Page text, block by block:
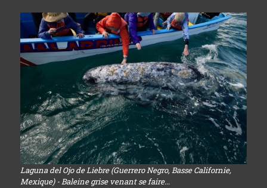
Laguna del Ojo de Liebre (Guerrero Negro, Basse Californie,
Mexique) - Baleine grise venant se faire...